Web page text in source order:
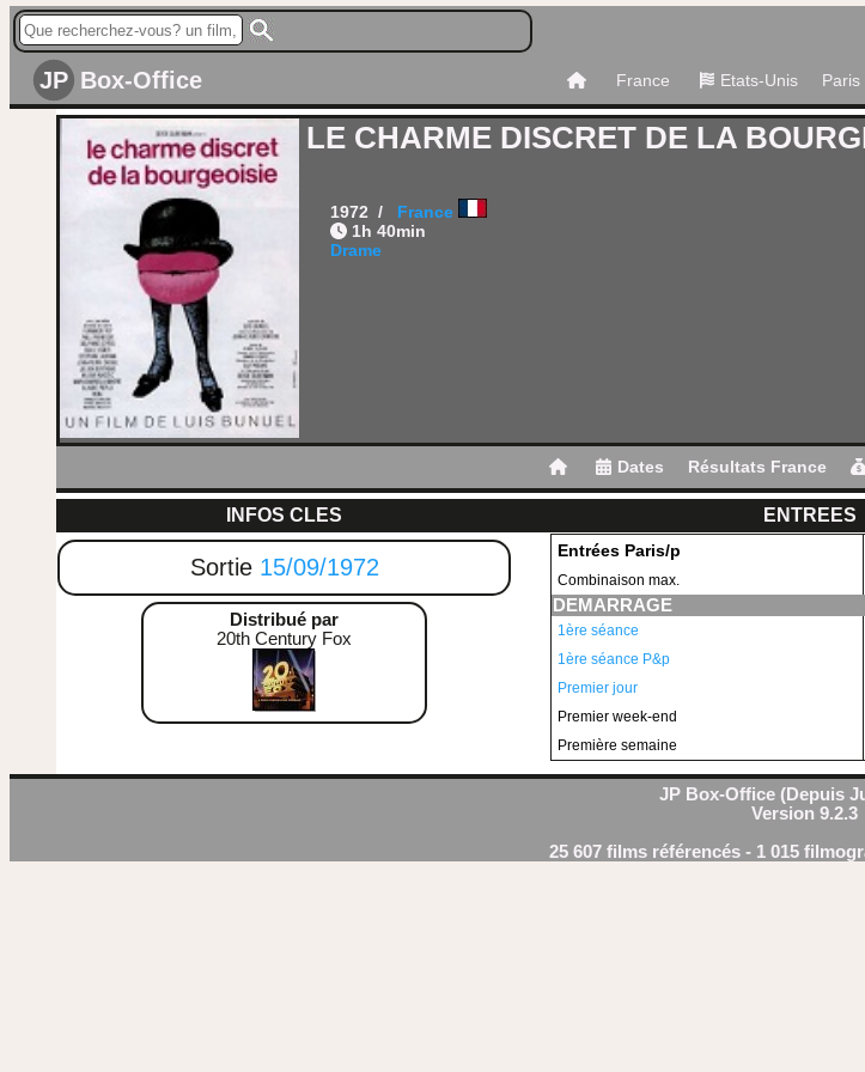
JP Box-Office France Etats-Unis Paris
LE CHARME DISCRET DE LA
1972 / France
1h 40min
Drame
Dates Résultats France
INFOS CLES ENTREES
Sortie 15/09/1972
Distribué par
20th Century Fox
Entrées Paris/p
Combinaison max.
DEMARRAGE
1ère séance
1ère séance P&p
Premier jour
Premier week-end
Première semaine
JP Box-Office (Depuis
Version 9.2.3
25 607 films référencés - 1 015